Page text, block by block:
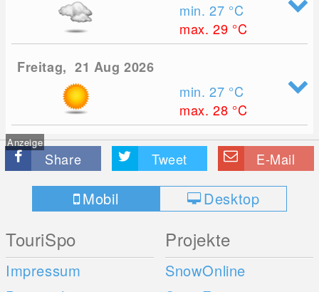
min. 27 °C
max. 29 °C
Freitag, 21 Aug 2026
min. 27 °C
max. 28 °C
Anzeige
Share Tweet E-Mail
Mobil Desktop
TouriSpo
Impressum
Projekte
SnowOnline